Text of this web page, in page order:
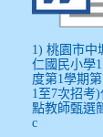
1) 桃園市中
仁國民小學
度第1學期
1至7次招考
點教師甄選
c